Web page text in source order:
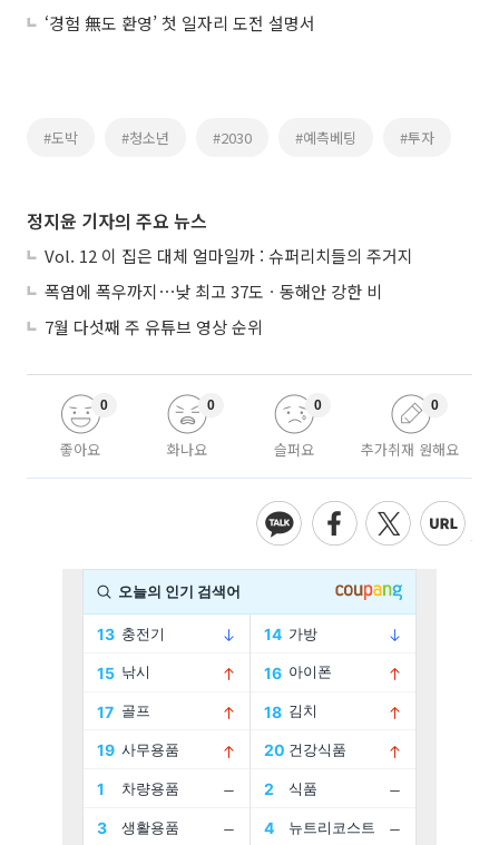
‘경험 無도 환영’ 첫 일자리 도전 설명서
#도박 #청소년 #2030 #예측베팅 #투자
정지윤 기자의 주요 뉴스
Vol. 12 이 집은 대체 얼마일까 : 슈퍼리치들의 주거지
폭염에 폭우까지⋯낮 최고 37도ㆍ동해안 강한 비
7월 다섯째 주 유튜브 영상 순위
좋아요
0
화나요
0
슬퍼요
0
추가취재 원해요
0